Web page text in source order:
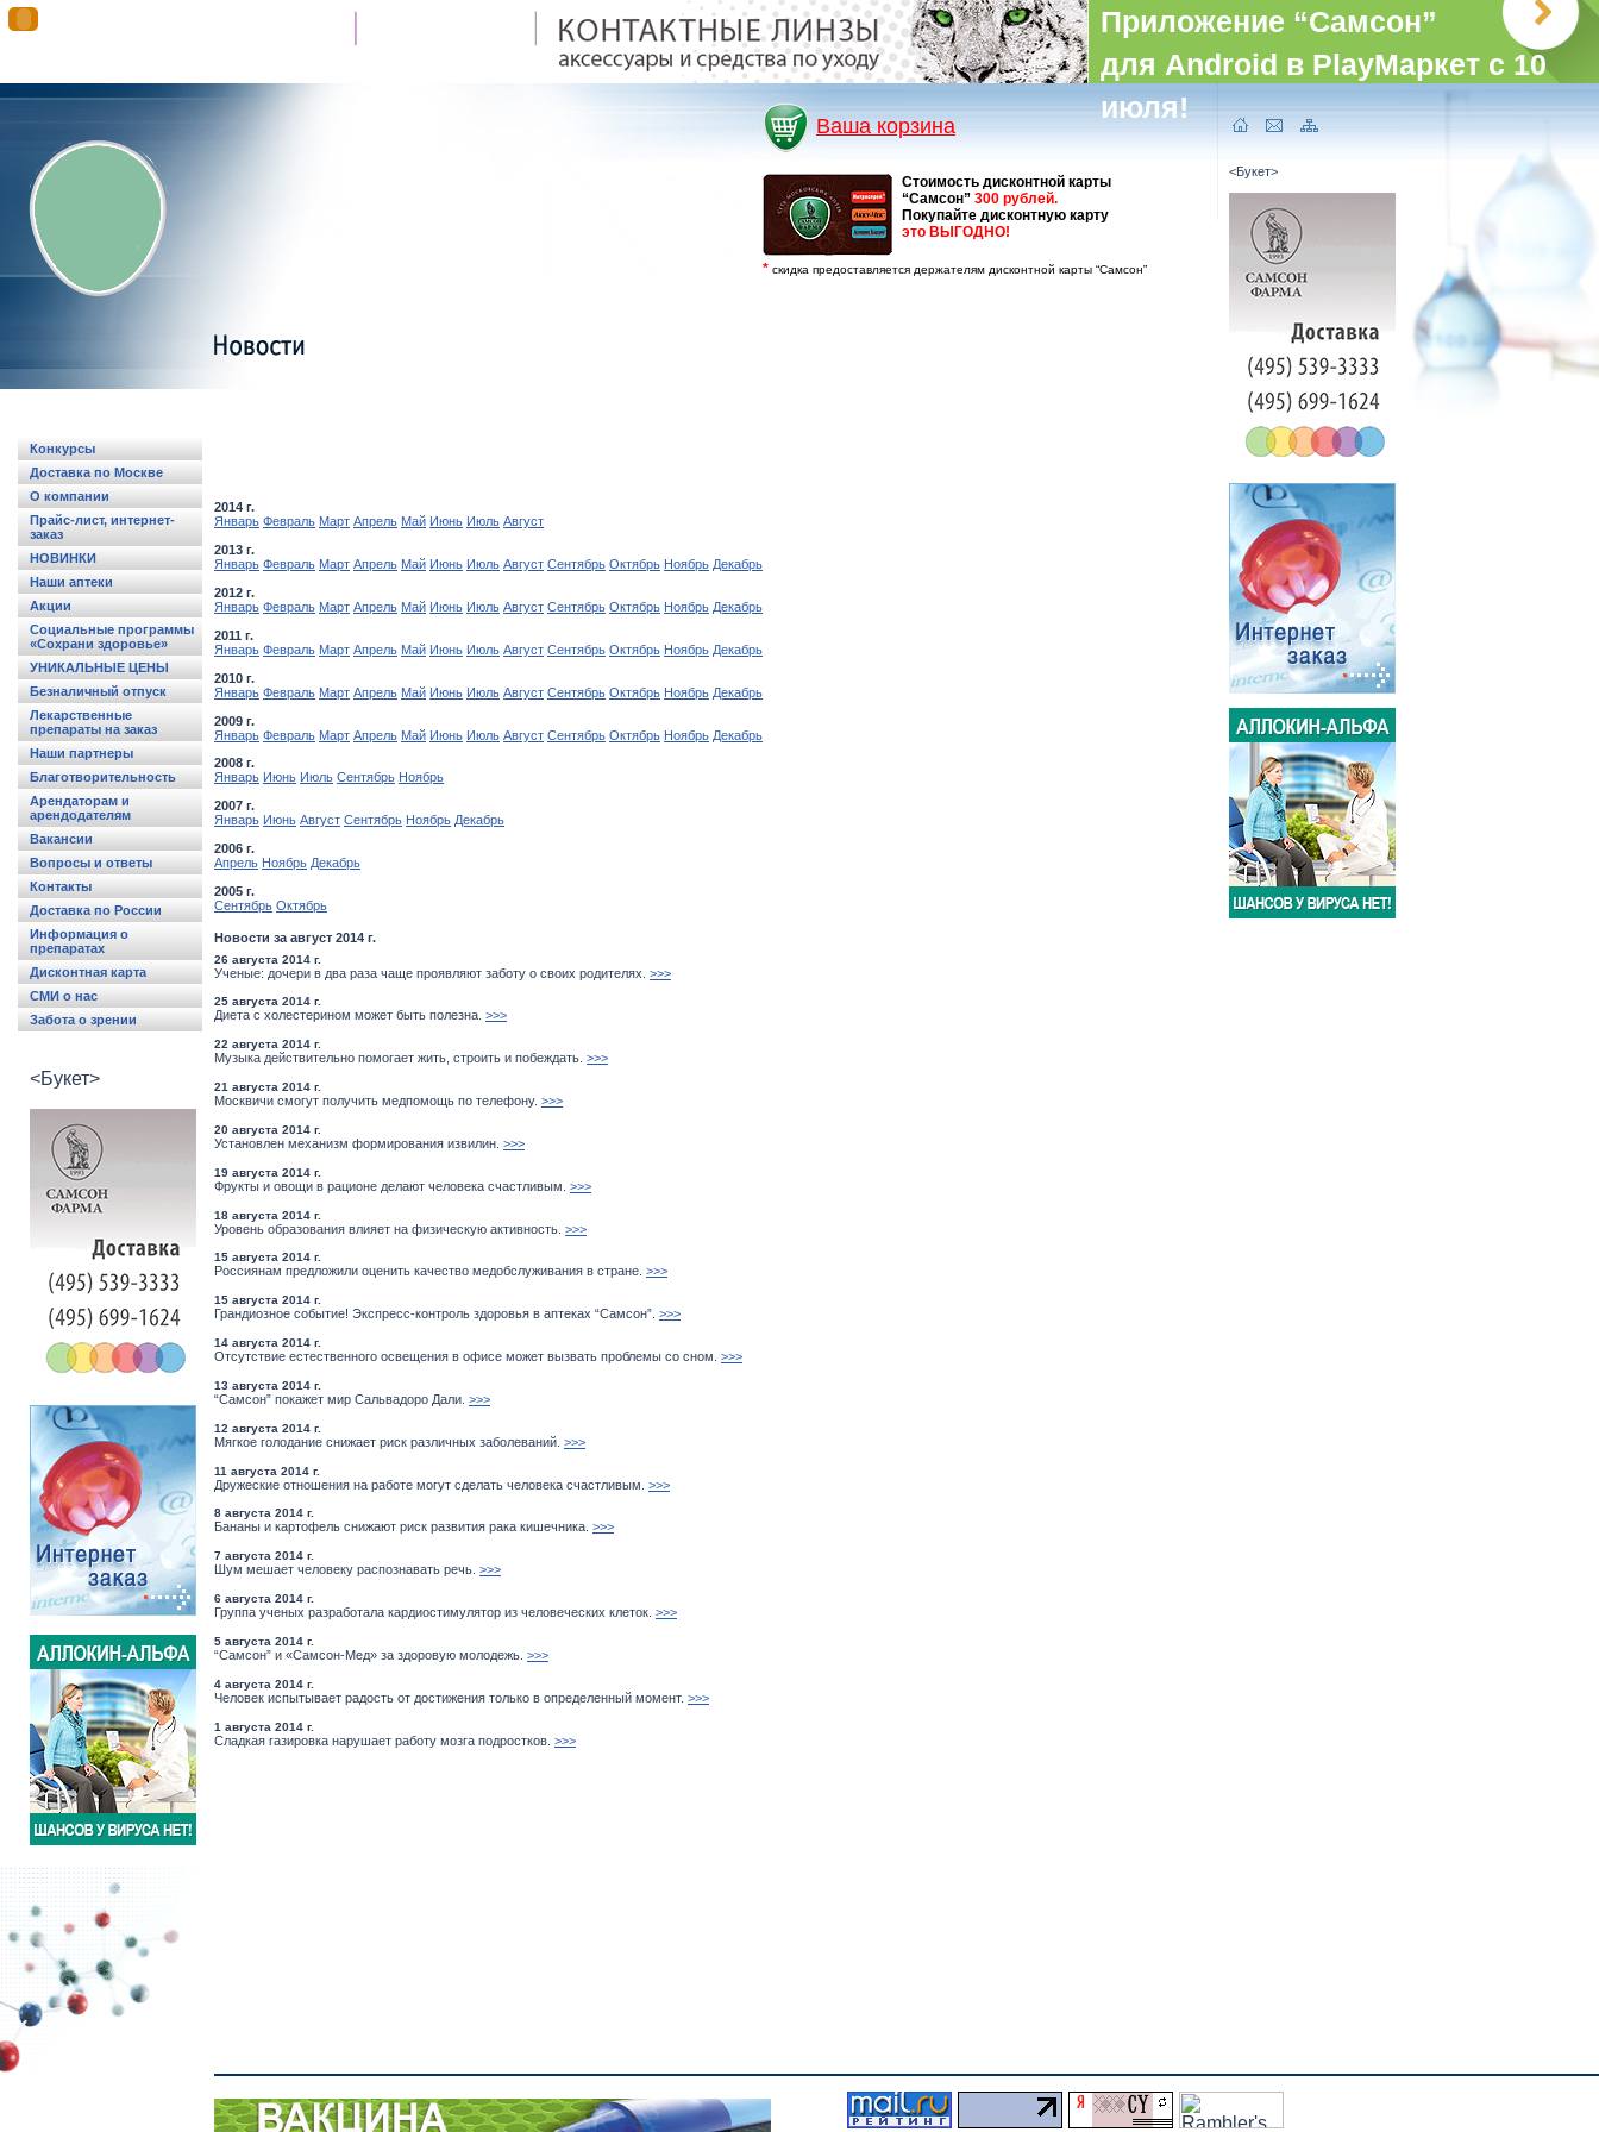
Приложение “Самсон”
для Android в PlayМаркет с 10
июля!
Конкурсы
Доставка по Москве
О компании
Прайс-лист, интернет-
заказ
НОВИНКИ
Наши аптеки
Акции
Социальные программы
«Сохрани здоровье»
УНИКАЛЬНЫЕ ЦЕНЫ
Безналичный отпуск
Лекарственные
препараты на заказ
Наши партнеры
Благотворительность
Арендаторам и
арендодателям
Вакансии
Вопросы и ответы
Контакты
Доставка по России
Информация о
препаратах
Дисконтная карта
СМИ о нас
Забота о зрении
<Букет>
Ваша корзина
Стоимость дисконтной карты
“Самсон” 300 рублей.
Покупайте дисконтную карту
это ВЫГОДНО!
* скидка предоставляется держателям дисконтной карты “Самсон”
2014 г.
Январь Февраль Март Апрель Май Июнь Июль Август
2013 г.
Январь Февраль Март Апрель Май Июнь Июль Август Сентябрь Октябрь Ноябрь Декабрь
2012 г.
Январь Февраль Март Апрель Май Июнь Июль Август Сентябрь Октябрь Ноябрь Декабрь
2011 г.
Январь Февраль Март Апрель Май Июнь Июль Август Сентябрь Октябрь Ноябрь Декабрь
2010 г.
Январь Февраль Март Апрель Май Июнь Июль Август Сентябрь Октябрь Ноябрь Декабрь
2009 г.
Январь Февраль Март Апрель Май Июнь Июль Август Сентябрь Октябрь Ноябрь Декабрь
2008 г.
Январь Июнь Июль Сентябрь Ноябрь
2007 г.
Январь Июнь Август Сентябрь Ноябрь Декабрь
2006 г.
Апрель Ноябрь Декабрь
2005 г.
Сентябрь Октябрь
Новости за август 2014 г.
26 августа 2014 г.
Ученые: дочери в два раза чаще проявляют заботу о своих родителях. >>>
25 августа 2014 г.
Диета с холестерином может быть полезна. >>>
22 августа 2014 г.
Музыка действительно помогает жить, строить и побеждать. >>>
21 августа 2014 г.
Москвичи смогут получить медпомощь по телефону. >>>
20 августа 2014 г.
Установлен механизм формирования извилин. >>>
19 августа 2014 г.
Фрукты и овощи в рационе делают человека счастливым. >>>
18 августа 2014 г.
Уровень образования влияет на физическую активность. >>>
15 августа 2014 г.
Россиянам предложили оценить качество медобслуживания в стране. >>>
15 августа 2014 г.
Грандиозное событие! Экспресс-контроль здоровья в аптеках “Самсон”. >>>
14 августа 2014 г.
Отсутствие естественного освещения в офисе может вызвать проблемы со сном. >>>
13 августа 2014 г.
“Самсон” покажет мир Сальвадоро Дали. >>>
12 августа 2014 г.
Мягкое голодание снижает риск различных заболеваний. >>>
11 августа 2014 г.
Дружеские отношения на работе могут сделать человека счастливым. >>>
8 августа 2014 г.
Бананы и картофель снижают риск развития рака кишечника. >>>
7 августа 2014 г.
Шум мешает человеку распознавать речь. >>>
6 августа 2014 г.
Группа ученых разработала кардиостимулятор из человеческих клеток. >>>
5 августа 2014 г.
“Самсон” и «Самсон-Мед» за здоровую молодежь. >>>
4 августа 2014 г.
Человек испытывает радость от достижения только в определенный момент. >>>
1 августа 2014 г.
Сладкая газировка нарушает работу мозга подростков. >>>
<Букет>